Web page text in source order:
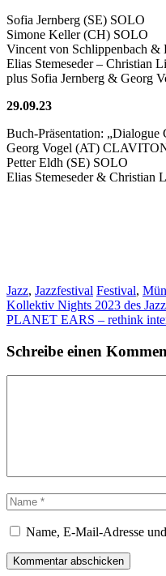
Sofia Jernberg (SE) SOLO
Simone Keller (CH) SOLO
Vincent von Schlippenbach
Elias Stemeseder – Christian
plus Sofia Jernberg & Georg
29.09.23
Buch-Präsentation:
Georg Vogel (AT)
Petter Eldh (SE) SOLO
Elias Stemeseder &
Kategorien
Jazz, Jazzfestival Schlagwörter
Festival,
Kollektiv Nights 2023 des
PLANET EARS – rethink
Schreibe einen
Name
Name, E-Mail-Adresse